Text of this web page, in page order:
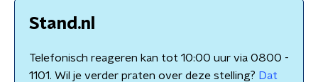
Stand.nl
Telefonisch reageren kan tot 10:00 uur via 0800 -
1101. Wil je verder praten over deze stelling? Dat